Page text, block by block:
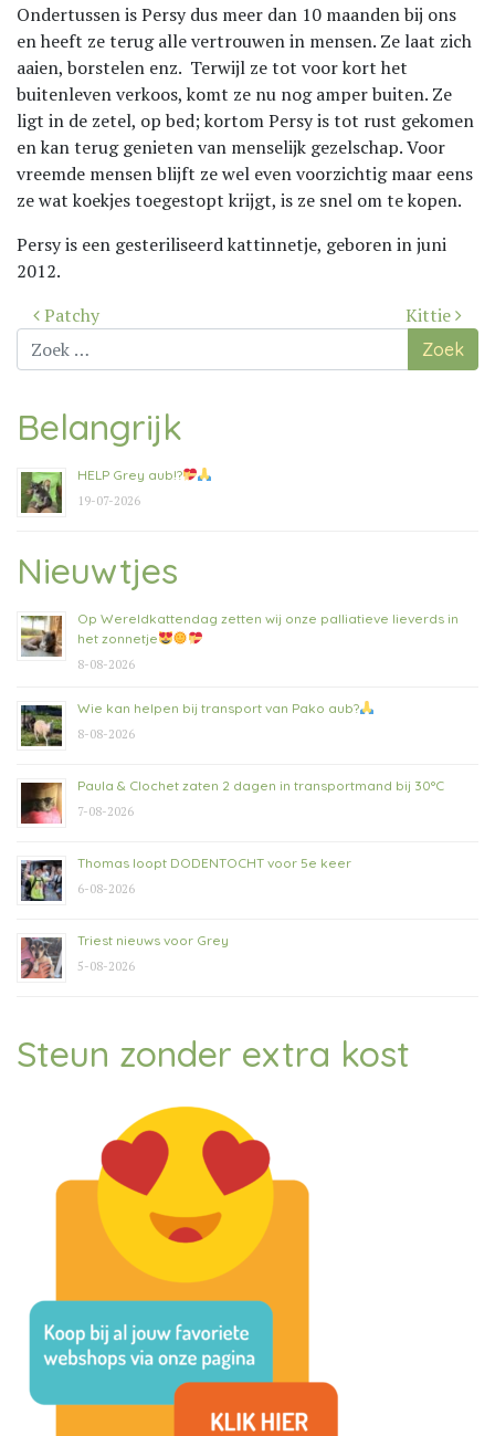
Ondertussen is Persy dus meer dan 10 maanden bij ons
en heeft ze terug alle vertrouwen in mensen. Ze laat zich
aaien, borstelen enz. Terwijl ze tot voor kort het
buitenleven verkoos, komt ze nu nog amper buiten. Ze
ligt in de zetel, op bed; kortom Persy is tot rust gekomen
en kan terug genieten van menselijk gezelschap. Voor
vreemde mensen blijft ze wel even voorzichtig maar eens
ze wat koekjes toegestopt krijgt, is ze snel om te kopen.
Persy is een gesteriliseerd kattinnetje, geboren in juni
2012.
Bericht
navigatie
Patchy
Kittie
Zoek
naar:
Belangrijk
HELP Grey aub!?
19-07-2026
Nieuwtjes
Op Wereldkattendag zetten wij onze palliatieve lieverds in
het zonnetje
8-08-2026
Wie kan helpen bij transport van Pako aub?
8-08-2026
Paula & Clochet zaten 2 dagen in transportmand bij 30°C
7-08-2026
Thomas loopt DODENTOCHT voor 5e keer
6-08-2026
Triest nieuws voor Grey
5-08-2026
Steun zonder extra kost